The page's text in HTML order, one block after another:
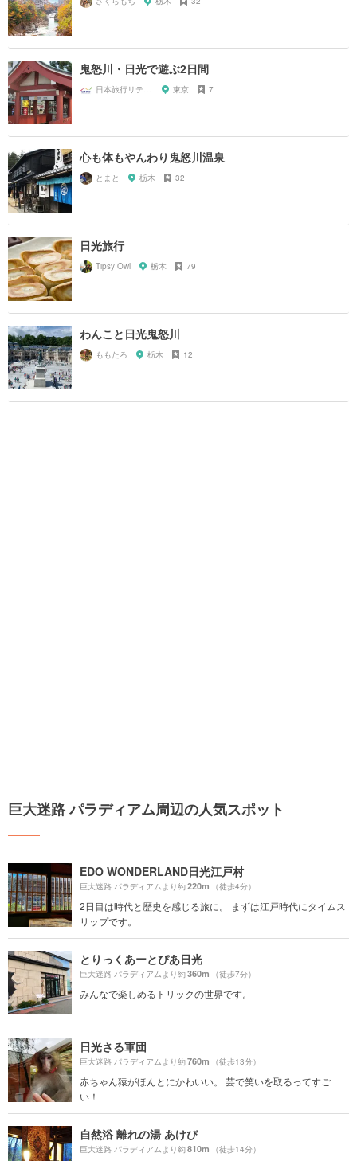
鬼怒川・日光で遊ぶ2日間
日本旅行リテイリングいい旅予約センター 東京 7
心も体もやんわり鬼怒川温泉
とまと 栃木 32
日光旅行
Tipsy Owl 栃木 79
わんこと日光鬼怒川
ももたろ 栃木 12
巨大迷路 パラディアム周辺の人気スポット
EDO WONDERLAND日光江戸村
巨大迷路 パラディアムより約220m （徒歩4分）
2日目は時代と歴史を感じる旅に。 まずは江戸時代にタイムス
リップです。
とりっくあーとぴあ日光
巨大迷路 パラディアムより約360m （徒歩7分）
みんなで楽しめるトリックの世界です。
日光さる軍団
巨大迷路 パラディアムより約760m （徒歩13分）
赤ちゃん猿がほんとにかわいい。 芸で笑いを取るってすご
い！
自然浴 離れの湯 あけび
巨大迷路 パラディアムより約810m （徒歩14分）